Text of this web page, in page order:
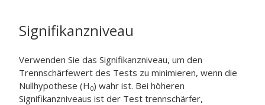
Signifikanzniveau
Verwenden Sie das Signifikanzniveau, um den
Trennschärfewert des Tests zu minimieren, wenn die
Nullhypothese (H 0) wahr ist. Bei höheren
Signifikanzniveaus ist der Test trennschärfer,